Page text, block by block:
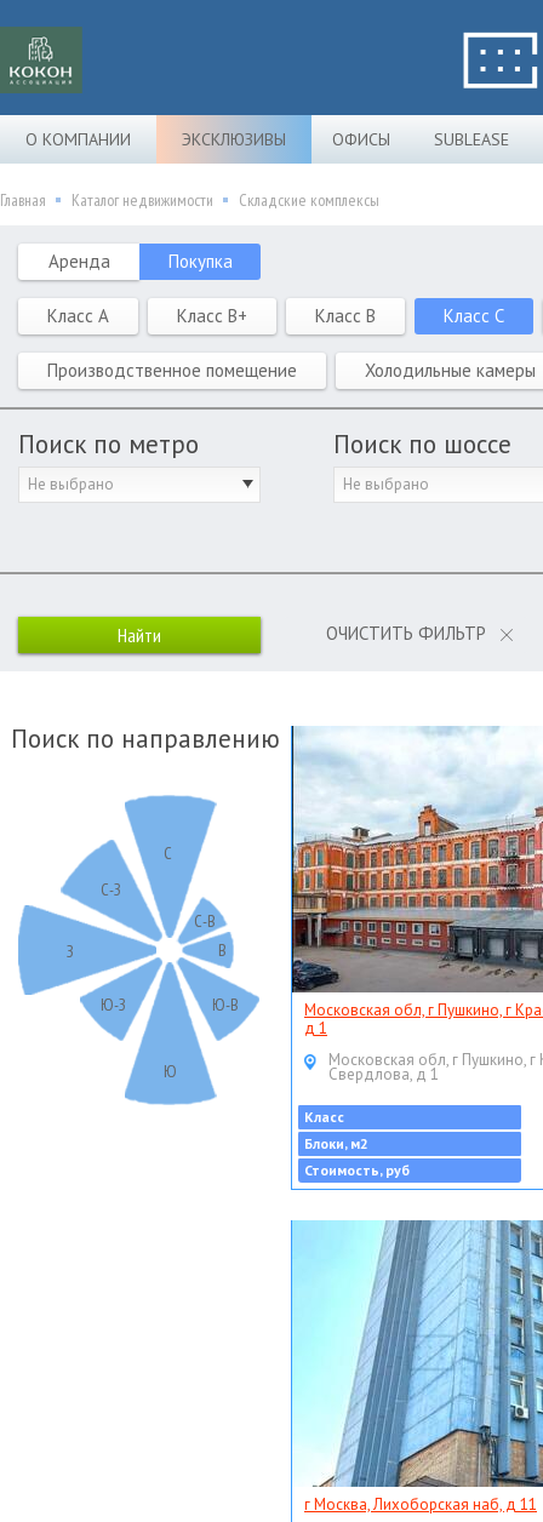
О КОМПАНИИ ЭКСКЛЮЗИВЫ ОФИСЫ SUBLEASE
Главная Каталог недвижимости Складские комплексы
Аренда Покупка
Класс A Класс B+ Класс B Класс C
Производственное помещение Холодильные камеры
Поиск по метро
Не выбрано
Поиск по шоссе
Не выбрано
ОЧИСТИТЬ ФИЛЬТР
Поиск по направлению
С
С-В
В
Ю-В
Ю
Ю-З
З
С-З
Московская обл, г Пушкино, г
д 1
Московская обл, г Пушкино, г
Свердлова, д 1
Класс
Блоки, м2
Стоимость, руб
г Москва, Лихоборская наб, д 11